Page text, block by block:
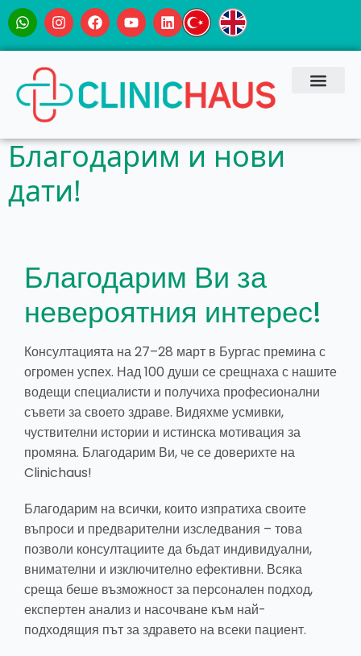
Благодарим и нови
дати!
Благодарим Ви за
невероятния интерес!
Консултацията на 27–28 март в Бургас премина с
огромен успех. Над 100 души се срещнаха с нашите
водещи специалисти и получиха професионални
съвети за своето здраве. Видяхме усмивки,
чуствителни истории и истинска мотивация за
промяна. Благодарим Ви, че се доверихте на
Clinichaus!
Благодарим на всички, които изпратиха своите
въпроси и предварителни изследвания – това
позволи консултациите да бъдат индивидуални,
внимателни и изключително ефективни. Всяка
среща беше възможност за персонален подход,
експертен анализ и насочване към най-
подходящия път за здравето на всеки пациент.